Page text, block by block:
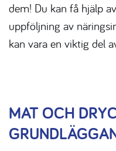
dem! Du kan få hjälp
uppföljning av
kan vara en viktig del
MAT OCH